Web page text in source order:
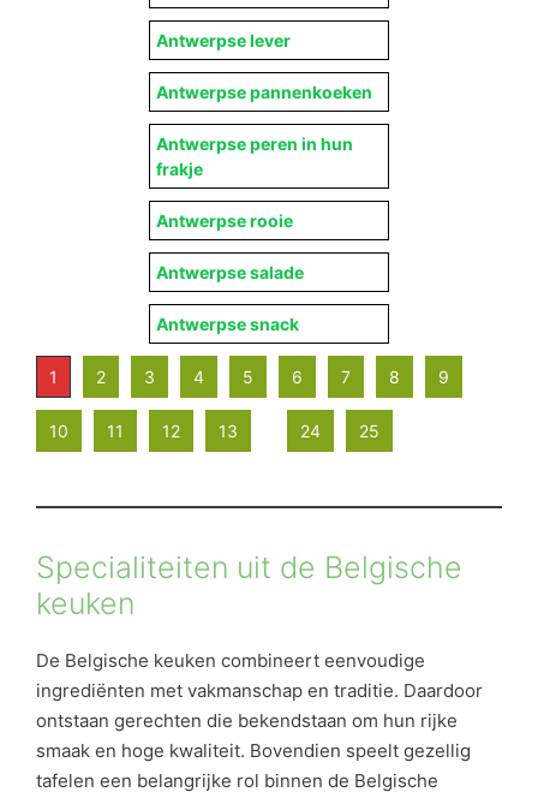
Antwerpse lever
Antwerpse pannenkoeken
Antwerpse peren in hun
frakje
Antwerpse rooie
Antwerpse salade
Antwerpse snack
1 2 3 4 5 6 7 8 9
10 11 12 13 24 25
Specialiteiten uit de Belgische
keuken
De Belgische keuken combineert eenvoudige
ingrediënten met vakmanschap en traditie. Daardoor
ontstaan gerechten die bekendstaan om hun rijke
smaak en hoge kwaliteit. Bovendien speelt gezellig
tafelen een belangrijke rol binnen de Belgische